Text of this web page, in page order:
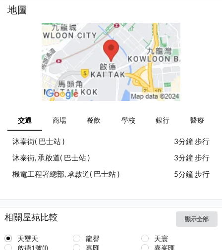
地圖
交通 商場 餐飲 學校 銀行 醫療
沐泰街( 巴士站 )
3分鐘 步行
沐泰街, 承啟道( 巴士站 )
3分鐘 步行
機電工程署總部, 承啟道( 巴士站 )
5分鐘 步行
相關屋苑比較 顯示全部
天璽天 龍譽
天寰
啟德1號(I)
嘉匯
嘉峯匯